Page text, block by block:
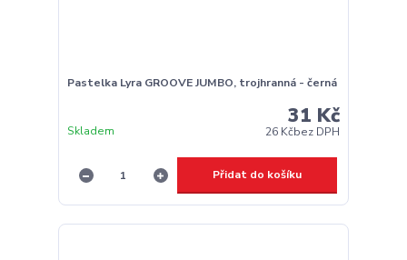
Pastelka Lyra GROOVE JUMBO, trojhranná - černá
31 Kč
26 Kčbez DPH
Skladem
Přidat do košíku